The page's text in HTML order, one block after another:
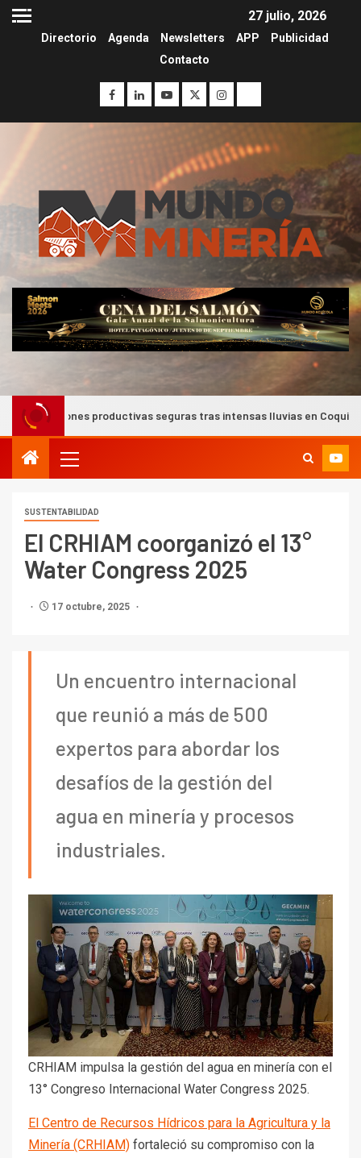
27 julio, 2026
Directorio Agenda Newsletters APP
Publicidad
Contacto
productivas seguras tras intensas lluvias en Coquimbo
SUSTENTABILIDAD
El CRHIAM coorganizó el 13°
Water Congress 2025
17 octubre, 2025
Un encuentro internacional
que reunió a más de 500
expertos para abordar los
desafíos de la gestión del
agua en minería y procesos
industriales.
CRHIAM impulsa la gestión del agua en minería con el
13° Congreso Internacional Water Congress 2025.
El Centro de Recursos Hídricos para la Agricultura y la
Minería (CRHIAM) fortaleció su compromiso con la